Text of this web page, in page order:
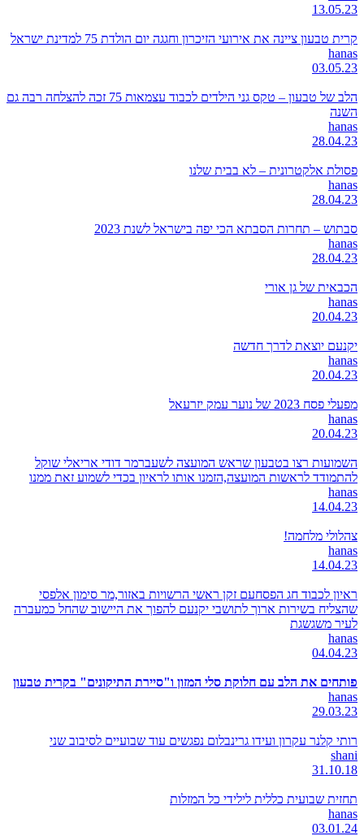
13.05.23
קרית טבעון ציינה את אירועי הזיכרון וחגגה יום הולדת 75 למדינת ישראל
hanas
03.05.23
הלב של טבעון – טקס גני הילדים לכבוד עצמאות 75 זכה להצלחה רבה גם
השנה
hanas
28.04.23
פסולת אלקטרונית – לא בבית שלנו
hanas
28.04.23
סבתוש – תחרות הסבתא הכי יפה בישראל לשנת 2023
hanas
28.04.23
הכבאית של גן אורי
hanas
20.04.23
יקנעם יוצאת לדרך חדשה
hanas
20.04.23
מפעלי פסח 2023 של נוער עמק יזרעאל
hanas
20.04.23
השמועות רצו בטבעון שראש המועצה לשעברמר דודי אריאלי שוקל
להתמודד לראשות המועצה,הזמנו אותו לראיון בכדי לשמוע זאת ממנו
hanas
14.04.23
צהלולי מלחמה!
hanas
14.04.23
ראיון לכבוד חג הפסחעם זקן ראשי הרשויות באזור,מר סימון אלפסי
שהצליח בשירות ארוך לתושבי יקנעם להפוך את היישוב שהחל כמעברה
לעיר משגשגת
hanas
04.04.23
פותחים את הלב עם חלוקת סלי המזון ו"סיירת התיקונים" בקרית טבעון
hanas
29.03.23
רותי קלנר עקרון ועידו גרינבלום נפגשים עוד שבועיים לסיבוב שני
shani
31.10.18
תחזית שבועית כללית לילידי כל המזלות
hanas
03.01.24